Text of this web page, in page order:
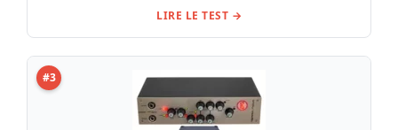
LIRE LE TEST →
#3